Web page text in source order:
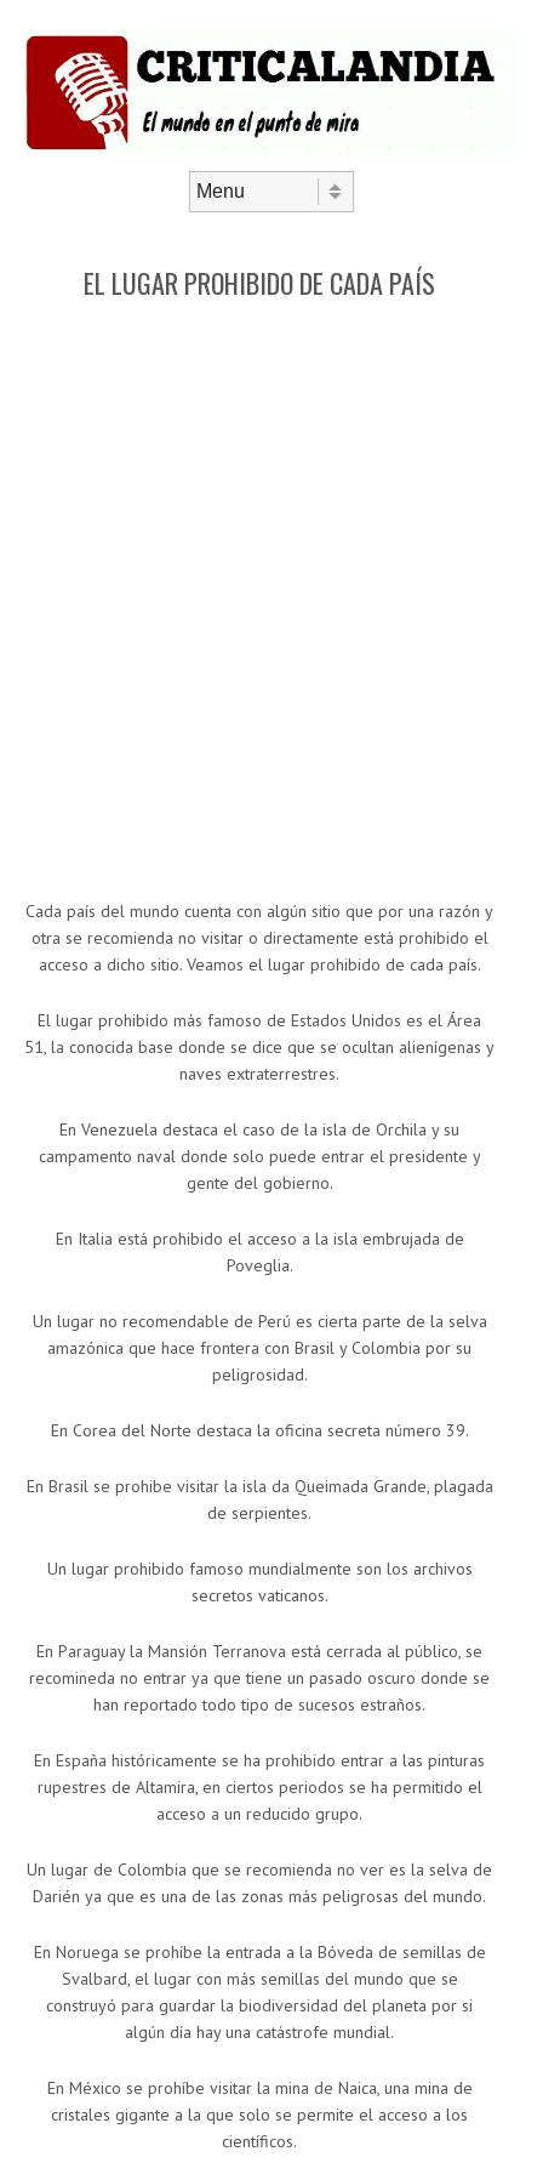
EL LUGAR PROHIBIDO DE CADA PAÍS
Cada país del mundo cuenta con algún sitio que por una razón y
otra se recomienda no visitar o directamente está prohibido el
acceso a dicho sitio. Veamos el lugar prohibido de cada país.
El lugar prohibido más famoso de Estados Unidos es el Área
51, la conocida base donde se dice que se ocultan alienígenas y
naves extraterrestres.
En Venezuela destaca el caso de la isla de Orchila y su
campamento naval donde solo puede entrar el presidente y
gente del gobierno.
En Italia está prohibido el acceso a la isla embrujada de
Poveglia.
Un lugar no recomendable de Perú es cierta parte de la selva
amazónica que hace frontera con Brasil y Colombia por su
peligrosidad.
En Corea del Norte destaca la oficina secreta número 39.
En Brasil se prohibe visitar la isla da Queimada Grande, plagada
de serpientes.
Un lugar prohibido famoso mundialmente son los archivos
secretos vaticanos.
En Paraguay la Mansión Terranova está cerrada al público, se
recomineda no entrar ya que tiene un pasado oscuro donde se
han reportado todo tipo de sucesos estraños.
En España históricamente se ha prohibido entrar a las pinturas
rupestres de Altamira, en ciertos periodos se ha permitido el
acceso a un reducido grupo.
Un lugar de Colombia que se recomienda no ver es la selva de
Darién ya que es una de las zonas más peligrosas del mundo.
En Noruega se prohíbe la entrada a la Bóveda de semillas de
Svalbard, el lugar con más semillas del mundo que se
construyó para guardar la biodiversidad del planeta por si
algún día hay una catástrofe mundial.
En México se prohíbe visitar la mina de Naica, una mina de
cristales gigante a la que solo se permite el acceso a los
científicos.